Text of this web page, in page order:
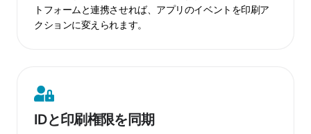
トフォームと連携させれば、アプリのイベントを印刷ア
クションに変えられます。
か
ら
ト
リ
IDと印刷権限を同期
ID
印